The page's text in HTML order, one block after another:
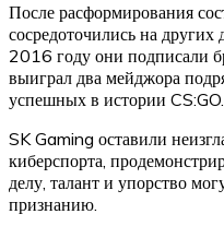
После расформирования
сосредоточились на
2016 году они подписали
выиграл два мейджора
успешных в истории CS:GO.
SK Gaming оставили
киберспорта,
делу, талант и упорство
признанию.